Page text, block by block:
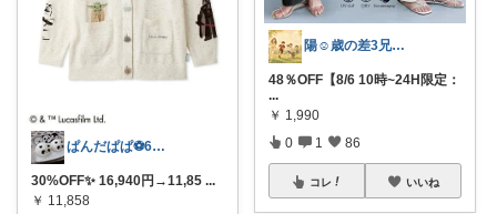
ぱんだぱぱ⚽️6日有難うございます
30%OFF✨ 16,940円→11,85 ...
￥ 11,858
陽☺︎歳の差3兄弟子育て
48％OFF【8/6 10時~24H限定：
...
￥ 1,990
0 1 86
コレ いいね